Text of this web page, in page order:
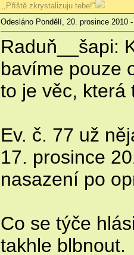
,,Příště zkrystalizuju tebe!"
Odesláno Pondělí, 20. prosince 2010
Raduň__šapi:
bavíme pouze
to je věc, která
Ev. č. 77 už
17. prosince
nasazení po
Co se týče
takhle blbnout.